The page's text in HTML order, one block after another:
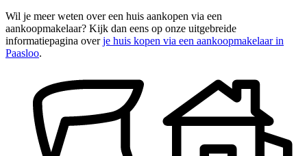
Wil je meer weten over een huis aankopen via een
aankoopmakelaar? Kijk dan eens op onze uitgebreide
informatiepagina overje huis kopen via een aankoopmakelaar in
Paasloo.